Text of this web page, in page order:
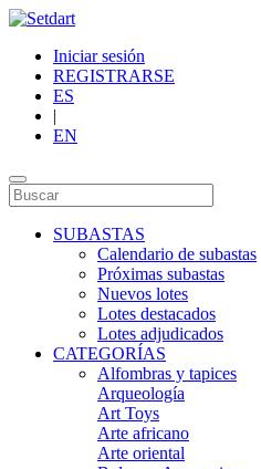
Iniciar sesión
REGISTRARSE
ES
|
EN
SUBASTAS
Calendario de subastas
Próximas subastas
Nuevos lotes
Lotes destacados
Lotes adjudicados
CATEGORÍAS
Alfombras y tapices
Arqueología
Art Toys
Arte africano
Arte oriental